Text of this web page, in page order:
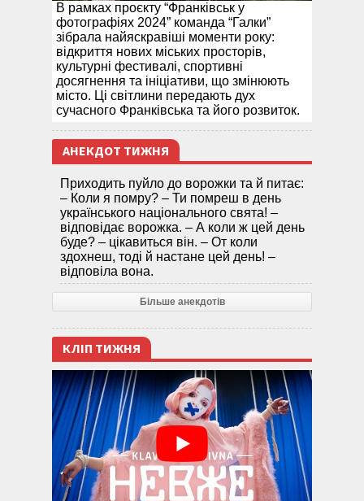
В рамках проєкту “Франківськ у
фотографіях 2024” команда “Галки”
зібрала найяскравіші моменти року:
відкриття нових міських просторів,
культурні фестивалі, спортивні
досягнення та ініціативи, що змінюють
місто. Ці світлини передають дух
сучасного Франківська та його розвиток.
АНЕКДОТ ТИЖНЯ
Приходить пуйло до ворожки та й питає:
– Коли я помру? – Ти помреш в день
українського національного свята! –
відповідає ворожка. – А коли ж цей день
буде? – цікавиться він. – От коли
здохнеш, тоді й настане цей день! –
відповіла вона.
Більше анекдотів
КЛІП ТИЖНЯ